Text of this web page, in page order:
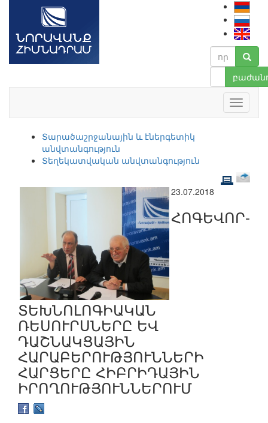
Տարածաշրջանային և էներգետիկ
անվտանգություն
Տեղեկատվական անվտանգություն
23.07.2018
ՀՈԳԵՎՈՐ-
ՏԵԽՆՈԼՈԳԻԱԿԱՆ
ՌԵՍՈՒՐՍՆԵՐԸ ԵՎ
ԴԱՇՆԱԿՑԱՅԻՆ
ՀԱՐԱԲԵՐՈՒԹՅՈՒՆՆԵՐԻ
ՀԱՐՑԵՐԸ ՀԻԲՐԻԴԱՅԻՆ
ԻՐՈՂՈՒԹՅՈՒՆՆԵՐՈՒՄ